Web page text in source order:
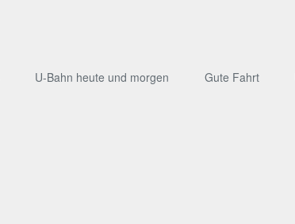
U-Bahn heute und morgen Gute Fahrt